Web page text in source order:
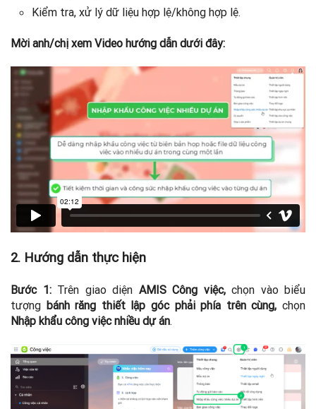
Kiểm tra, xử lý dữ liệu hợp lệ/không hợp lệ.
Mời anh/chị xem Video hướng dẫn dưới đây:
2. Hướng dẫn thực hiện
Bước 1:Trên giao diện AMIS Công việc, chọn vào biểu
tượng bánh răng thiết lập góc phải phía trên cùng, chọn
Nhập khẩu công việc nhiều dự án.